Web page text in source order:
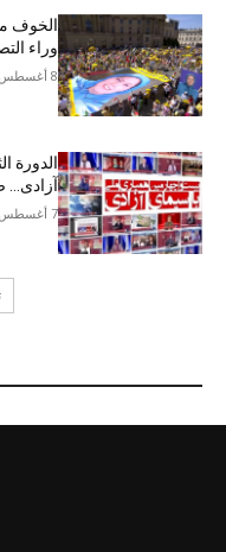
الخوف
وراء
8 أغسطس 2026
الدورة
آزادی…
7 أغسطس 2026